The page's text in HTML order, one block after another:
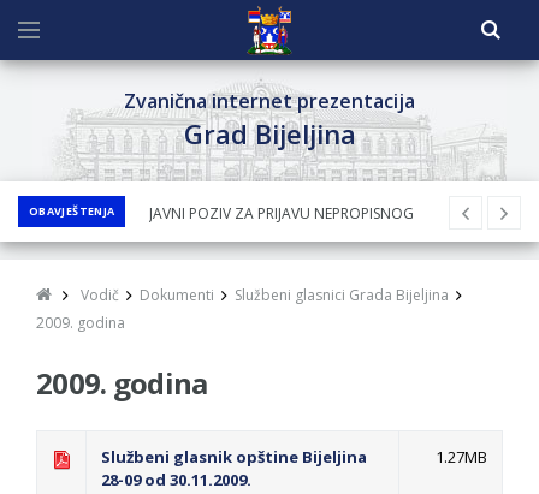
Zvanična internet prezentacija
Grad Bijeljina
OBAVJEŠTENJA
JAVNI POZIV ZA PRIJAVU NEPROPISNOG
ODLAGANjA OTPADA UZ DODJELU
SUFINANSIRANjE KUPOVINE SEOSKE KUĆE SA
ZA 2026. GODINU
Obavještenje za preduzetnika - Nenad
Vodič Dokumenti
Službeni glasnici Grada Bijeljina
2009. godina
2009. godina
Službeni glasnik opštine Bijeljina
28-09 od 30.11.2009.
1.27MB